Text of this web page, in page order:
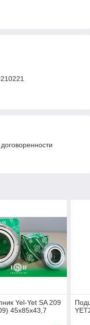
Yel-Yet SA 209
45x85x43,7